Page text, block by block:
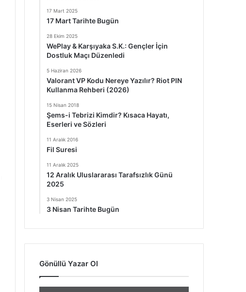
17 Mart 2025
17 Mart Tarihte Bugün
28 Ekim 2025
WePlay & Karşıyaka S.K.: Gençler İçin
Dostluk Maçı Düzenledi
5 Haziran 2026
Valorant VP Kodu Nereye Yazılır? Riot PIN
Kullanma Rehberi (2026)
15 Nisan 2018
Şems-i Tebrizi Kimdir? Kısaca Hayatı,
Eserleri ve Sözleri
11 Aralık 2016
Fil Suresi
11 Aralık 2025
12 Aralık Uluslararası Tarafsızlık Günü
2025
3 Nisan 2025
3 Nisan Tarihte Bugün
Gönüllü Yazar Ol